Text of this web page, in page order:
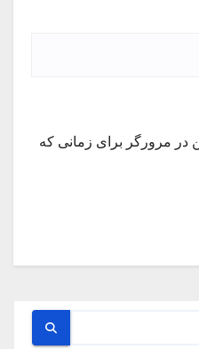
در مرورگر برای زمانی که